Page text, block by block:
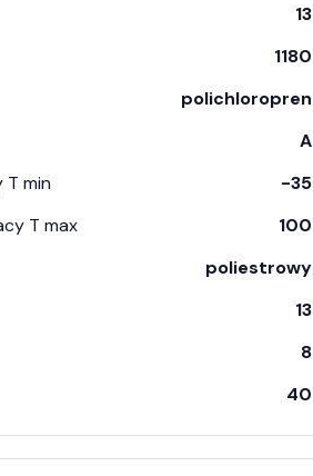
13
1180
polichloropren
A
min
-35
T max
100
poliestrowy
13
8
40